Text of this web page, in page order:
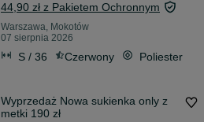
44,90 zł z Pakietem Ochronnym
Warszawa, Mokotów
07 sierpnia 2026
S / 36 Czerwony Poliester
Wyprzedaż Nowa sukienka only z
metki 190 zł